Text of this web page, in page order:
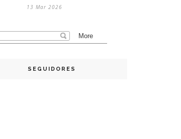
13 Mar 2026
SEGUIDORES